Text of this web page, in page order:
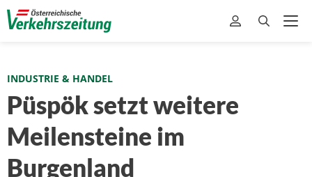
INDUSTRIE & HANDEL
Püspök setzt weitere
Meilensteine im
Burgenland